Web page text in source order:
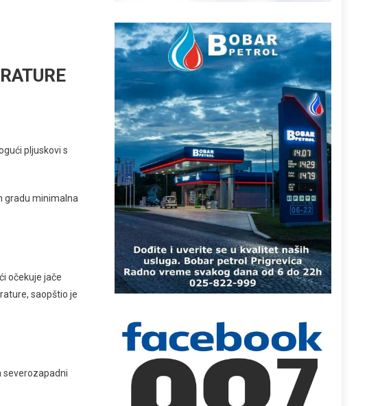
pljuskovi s
gradu minimalna
očekuje jače
saopštio je
severozapadni